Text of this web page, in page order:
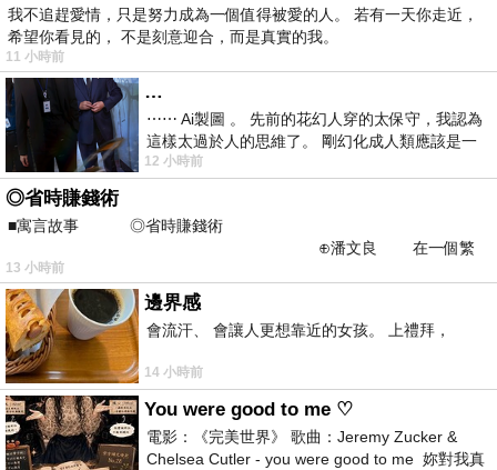
我不追趕愛情，只是努力成為一個值得被愛的人。 若有一天你走近，
希望你看見的， 不是刻意迎合，而是真實的我。
11 小時前
…
⋯⋯ Ai製圖 。 先前的花幻人穿的太保守，我認為
這樣太過於人的思維了。 剛幻化成人類應該是一
絲不掛吧？ 當然這樣是創不出
12 小時前
◎省時賺錢術
■寓言故事 ◎省時賺錢術
⊕潘文良 在一個繁
華的商業街上，有兩家傳統
13 小時前
邊界感
會流汗、 會讓人更想靠近的女孩。 上禮拜，
14 小時前
You were good to me ♡
電影：《完美世界》 歌曲：Jeremy Zucker &
Chelsea Cutler - you were good to me 妳對我真